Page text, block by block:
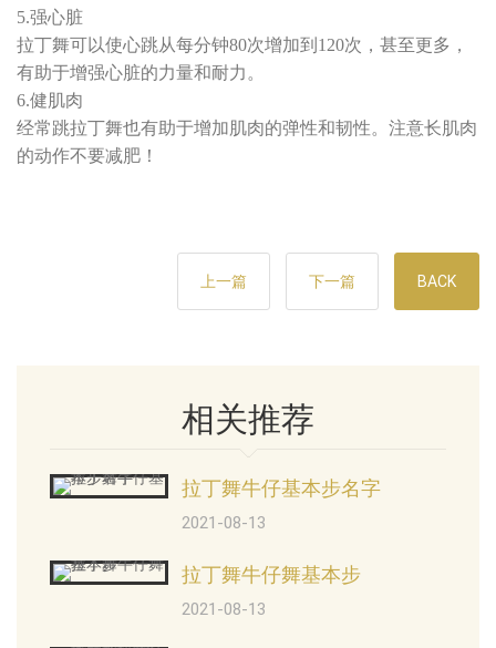
5.强心脏
拉丁舞可以使心跳从每分钟80次增加到120次，甚至更多，
有助于增强心脏的力量和耐力。
6.健肌肉
经常跳拉丁舞也有助于增加肌肉的弹性和韧性。注意长肌肉
的动作不要减肥！
上一篇 下一篇 BACK
相关推荐
拉丁舞牛仔基本步名字
2021-08-13
拉丁舞牛仔舞基本步
2021-08-13